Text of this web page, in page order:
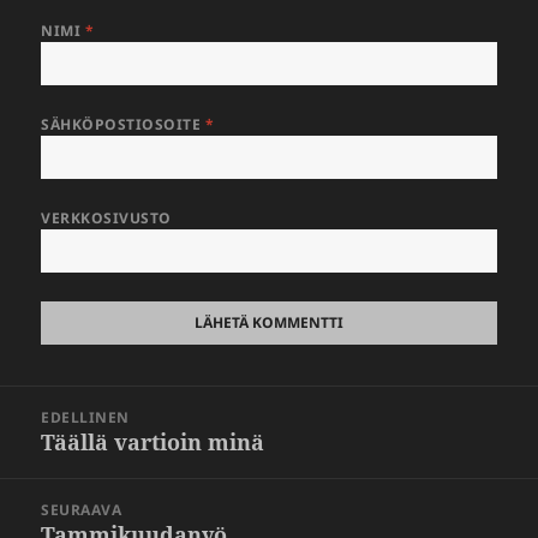
NIMI *
SÄHKÖPOSTIOSOITE *
VERKKOSIVUSTO
selausEDELLINEN
Edellinen
Täällä vartioin minä
SEURAAVA